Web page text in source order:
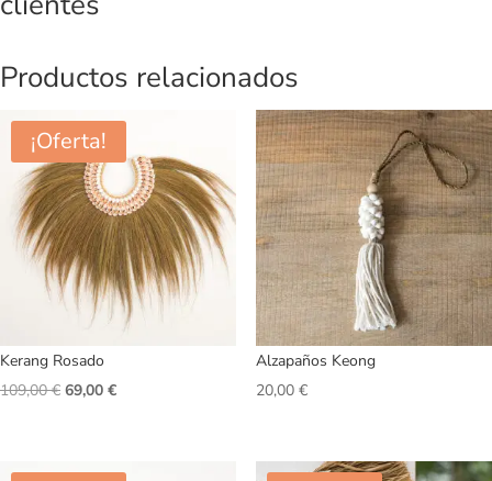
Productos relacionados
¡Oferta!
Kerang Rosado
109,00€ El
era:
69,00 €El
es:
Alzapaños Keong
20,00 €